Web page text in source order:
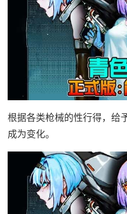
根据各类枪械的性行得，给
成为变化。